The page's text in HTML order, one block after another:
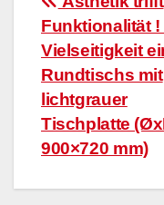
Funktionalität !
Vielseitigkeit
Rundtischs mit
lichtgrauer
Tischplatte
900×720 mm)